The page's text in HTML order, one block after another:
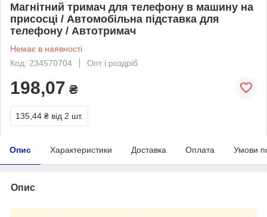
Магнітний тримач для телефону в машину на
присосці / Автомобільна підставка для
телефону / Автотримач
Немає в наявності
Код: 234570704
Опт і роздріб
198,07 ₴
135,44 ₴ від 2 шт.
Опис Характеристики Доставка Оплата Умови
Опис